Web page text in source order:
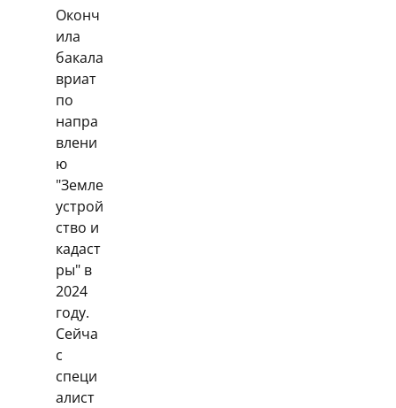
Оконч
ила
бакала
вриат
по
напра
влени
ю
"Земле
устрой
ство и
кадаст
ры" в
2024
году.
Сейча
с
специ
алист